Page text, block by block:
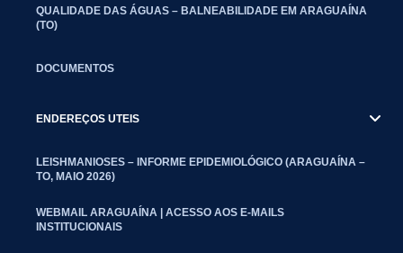
QUALIDADE DAS ÁGUAS – BALNEABILIDADE EM ARAGUAÍNA
(TO)
DOCUMENTOS
ENDEREÇOS UTEIS
LEISHMANIOSES – INFORME EPIDEMIOLÓGICO (ARAGUAÍNA –
TO, MAIO 2026)
WEBMAIL ARAGUAÍNA | ACESSO AOS E-MAILS
INSTITUCIONAIS